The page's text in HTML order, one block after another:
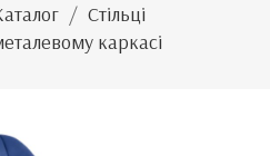
Стільці
каркасі